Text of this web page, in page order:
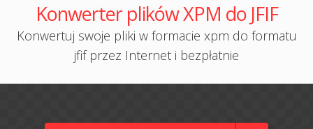
Konwerter plików XPM do JFIF
Konwertuj swoje pliki w formacie xpm do formatu
jfif przez Internet i bezpłatnie